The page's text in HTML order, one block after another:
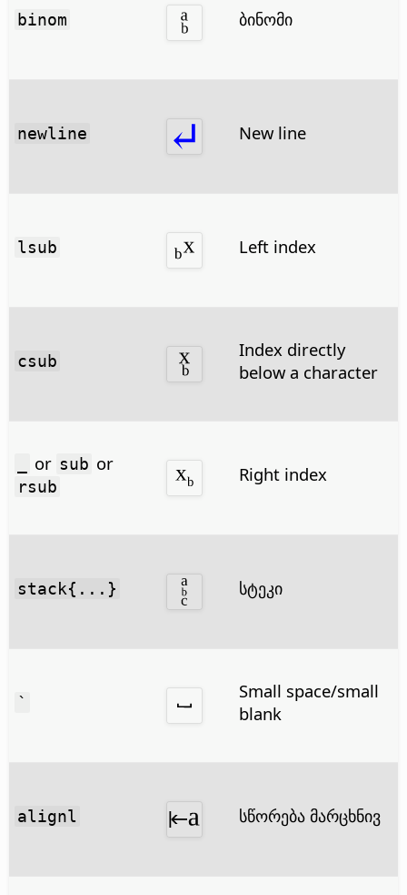
binom ბინომი
newline New line
lsub Left index
csub
Index directly
below a character
or sub or
rsub
Right index
stack{...} სტეკი
`
Small space/small
blank
alignl სწორება მარცხნივ